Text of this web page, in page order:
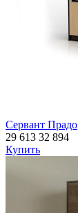
Сервант Прадо
29 613 32 894
Купить